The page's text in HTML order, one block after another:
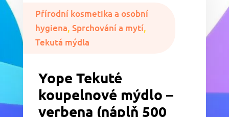
Přírodní kosmetika a osobní
hygiena, Sprchování a mytí,
Tekutá mýdla
Yope Tekuté
koupelnové mýdlo –
verbena (náplň 500